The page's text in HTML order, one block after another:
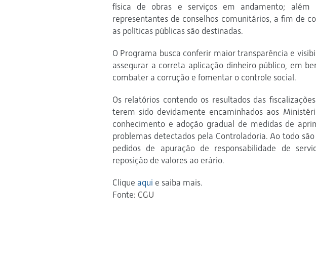
física de obras e serviços em andamento; além
representantes de conselhos comunitários, a fim de
as políticas públicas são destinadas.
O Programa busca conferir maior transparência e
assegurar a correta aplicação dinheiro público, em
combater a corrução e fomentar o controle social.
Os relatórios contendo os resultados das
terem sido devidamente encaminhados aos
conhecimento e adoção gradual de medidas de
problemas detectados pela Controladoria. Ao todo
pedidos de apuração de responsabilidade de
reposição de valores ao erário.
Clique aqui e saiba mais.
Fonte: CGU